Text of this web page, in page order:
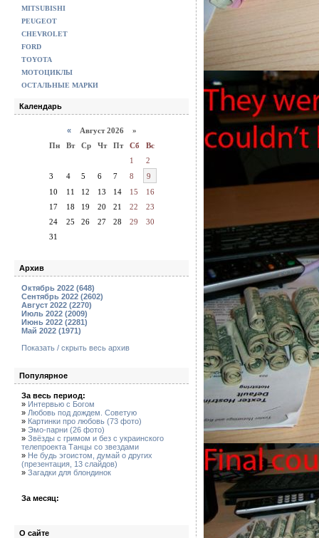
MITSUBISHI
PEUGEOT
CHEVROLET
FORD
TOYOTA
МОТОЦИКЛЫ
ОСТАЛЬНЫЕ МАРКИ
Календарь
« Август 2026 »
Пн
Вт Ср Чт Пт Сб
Вс
1
2
3
4 5 6 7 8
9
10
11 12 13 14 15
16
17
18 19 20 21 22
23
24
25 26 27 28 29
30
31
Архив
Октябрь 2022 (648)
Сентябрь 2022 (2602)
Август 2022 (2270)
Июль 2022 (2009)
Июнь 2022 (2281)
Май 2022 (1971)
Показать / скрыть весь архив
Популярное
За весь период:
» Интервью с Богом
» Любовь под дождем. Советую
» Картинки про любовь (73 фото)
» Эмо-парни (26 фото)
» Звёзды с гримом и без с украинского
телепроекта Танцы со звездами
» Не будь эгоистом, думай о других
(презентация, 13 слайдов)
» Загадки для блондинок
За месяц:
О сайте